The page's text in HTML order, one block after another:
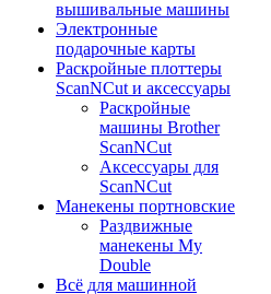
вышивальные машины
Электронные
подарочные карты
Раскройные плоттеры
ScanNCut и аксессуары
Раскройные
машины Brother
ScanNCut
Аксессуары для
ScanNCut
Манекены портновские
Раздвижные
манекены My
Double
Всё для машинной